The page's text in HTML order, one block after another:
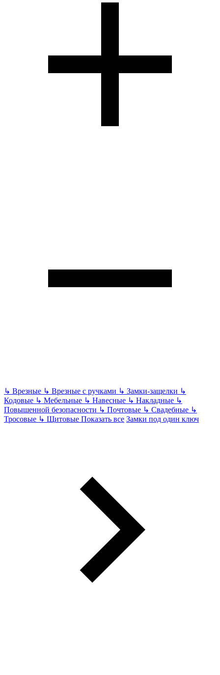
↳ Врезные ↳ Врезные с ручками ↳ Замки-защелки ↳
Кодовые ↳ Мебельные ↳ Навесные ↳ Накладные ↳
Повышенной безопасности ↳ Почтовые ↳ Свадебные ↳
Тросовые ↳ Щитовые Показать все Замки под один ключ